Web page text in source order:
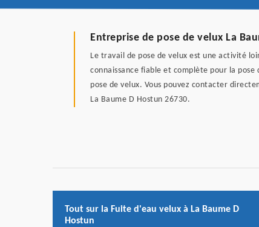
Entreprise de pose de velux La
Le travail de pose de velux est une activité
connaissance fiable et complète pour la
pose de velux. Vous pouvez contacter
La Baume D Hostun 26730.
Tout sur la Fuite d'eau velux à La Baume D
Hostun